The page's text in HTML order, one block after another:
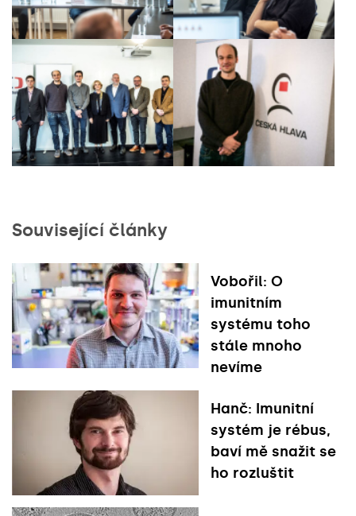
Související články
Vobořil: O
imunitním
systému toho
stále mnoho
nevíme
Hanč: Imunitní
systém je rébus,
baví mě snažit se
ho rozluštit